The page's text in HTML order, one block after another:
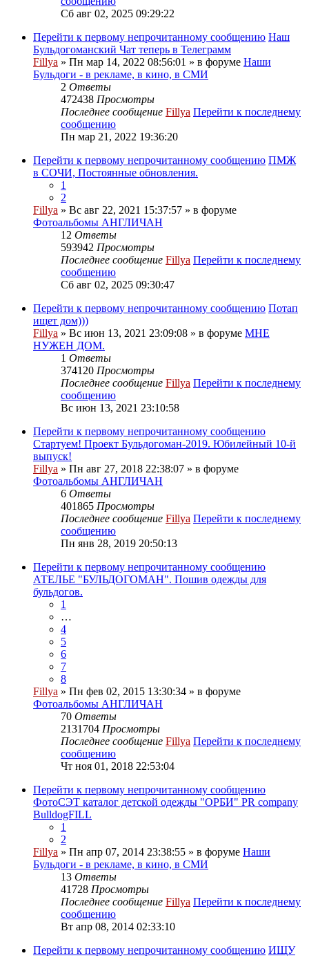
Сб авг 02, 2025 09:29:22
Перейти к первому непрочитанному сообщению Наш
Бульдогоманский Чат теперь в Телеграмм
Fillya » Пн мар 14, 2022 08:56:01 » в форуме Наши
Бульдоги - в рекламе, в кино, в СМИ
2 Ответы
472438 Просмотры
Последнее сообщение Fillya Перейти к последнему
сообщению
Пн мар 21, 2022 19:36:20
Перейти к первому непрочитанному сообщению ПМЖ
в СОЧИ, Постоянные обновления.
1
2
Fillya » Вс авг 22, 2021 15:37:57 » в форуме
Фотоальбомы АНГЛИЧАН
12 Ответы
593942 Просмотры
Последнее сообщение Fillya Перейти к последнему
сообщению
Сб авг 02, 2025 09:30:47
Перейти к первому непрочитанному сообщению Потап
ищет дом)))
Fillya » Вс июн 13, 2021 23:09:08 » в форуме МНЕ
НУЖЕН ДОМ.
1 Ответы
374120 Просмотры
Последнее сообщение Fillya Перейти к последнему
сообщению
Вс июн 13, 2021 23:10:58
Перейти к первому непрочитанному сообщению
Стартуем! Проект Бульдогоман-2019. Юбилейный 10-й
выпуск!
Fillya » Пн авг 27, 2018 22:38:07 » в форуме
Фотоальбомы АНГЛИЧАН
6 Ответы
401865 Просмотры
Последнее сообщение Fillya Перейти к последнему
сообщению
Пн янв 28, 2019 20:50:13
Перейти к первому непрочитанному сообщению
АТЕЛЬЕ "БУЛЬДОГОМАН". Пошив одежды для
бульдогов.
1
…
4
5
6
7
8
Fillya » Пн фев 02, 2015 13:30:34 » в форуме
Фотоальбомы АНГЛИЧАН
70 Ответы
2131704 Просмотры
Последнее сообщение Fillya Перейти к последнему
сообщению
Чт ноя 01, 2018 22:53:04
Перейти к первому непрочитанному сообщению
ФотоСЭТ каталог детской одежды "ОРБИ" PR company
BulldogFILL
1
2
Fillya » Пн апр 07, 2014 23:38:55 » в форуме Наши
Бульдоги - в рекламе, в кино, в СМИ
13 Ответы
41728 Просмотры
Последнее сообщение Fillya Перейти к последнему
сообщению
Вт апр 08, 2014 02:33:10
Перейти к первому непрочитанному сообщению ИЩУ